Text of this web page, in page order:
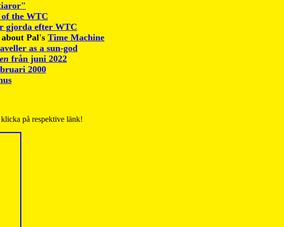
the WTC
gjorda efter WTC
Pal's Time Machine
as a sun-god
från juni 2022
2000
på respektive länk!